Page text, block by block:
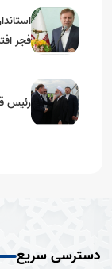
فجر
رئیس
دسترسی سریع